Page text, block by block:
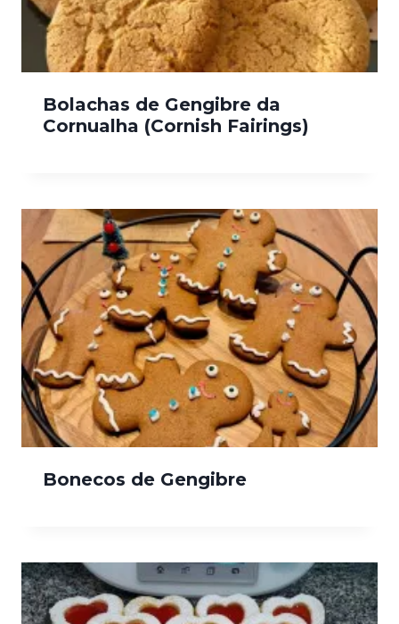
Bolachas de Gengibre da
Cornualha (Cornish Fairings)
Bonecos de Gengibre